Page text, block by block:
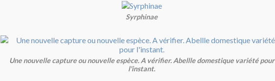
Syrphinae
Une nouvelle capture ou nouvelle espèce. A vérifier. Abellle domestique variété pour
l'instant.